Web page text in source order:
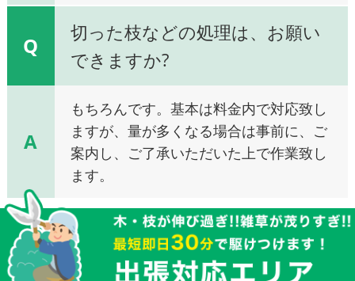
Q
切った枝などの処理は、お願い
できますか?
A
もちろんです。基本は料金内で対応致し
ますが、量が多くなる場合は事前に、ご
案内し、ご了承いただいた上で作業致し
ます。